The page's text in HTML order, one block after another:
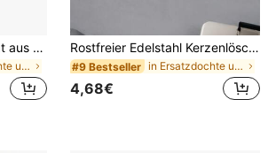
1 Stück Kerzenlöschgerät aus Edelstahl in Schwarz/Gold/Silber/Roségold/Messing, Kerzenzubehör mit Griff, Wachskerzen-Löschhilfe für Kerzenwickel und Flammen, für Kerzenliebhaber, Geschenk, für den täglichen Gebrauch, sichere Wasser-Deko
in Ersatzdochte und Dochtschneider für Laternen
Rostfreier Edelstahl Kerzenlöscher-Set, Docht-Dipper-Löscherwerkzeuge für Heimdekoration, Meditation, Geschenk für Kerzenfans mit dekorativer Halterung
#9 Bestseller in Ersatzdochte und Dochtschneider für Laternen
4,68€